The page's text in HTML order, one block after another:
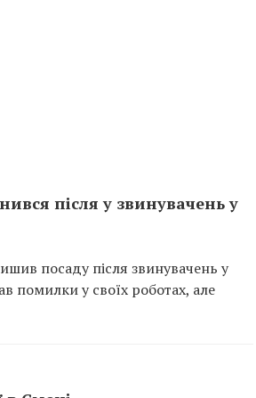
після у звинувачень у
посаду після звинувачень у
помилки у своїх роботах, але